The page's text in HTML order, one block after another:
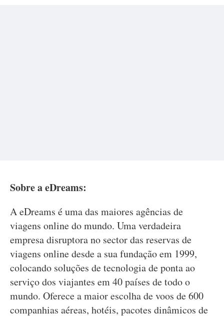
Sobre a eDreams:
A eDreams é uma das maiores agências de
viagens online do mundo. Uma verdadeira
empresa disruptora no sector das reservas de
viagens online desde a sua fundação em 1999,
colocando soluções de tecnologia de ponta ao
serviço dos viajantes em 40 países de todo o
mundo. Oferece a maior escolha de voos de 600
companhias aéreas, hotéis, pacotes dinâmicos de